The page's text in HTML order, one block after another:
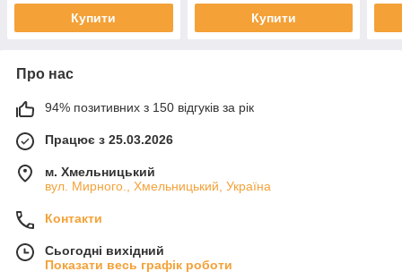
Купити Купити
Про нас
94% позитивних з 150 відгуків за рік
Працює з 25.03.2026
м. Хмельницький
вул. Мирного., Хмельницький, Україна
Контакти
Сьогодні вихідний
Показати весь графік роботи